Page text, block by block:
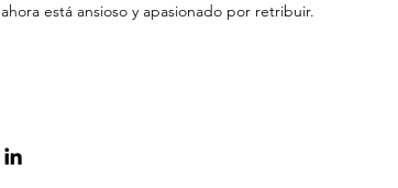
ahora está ansioso y apasionado por retribuir.